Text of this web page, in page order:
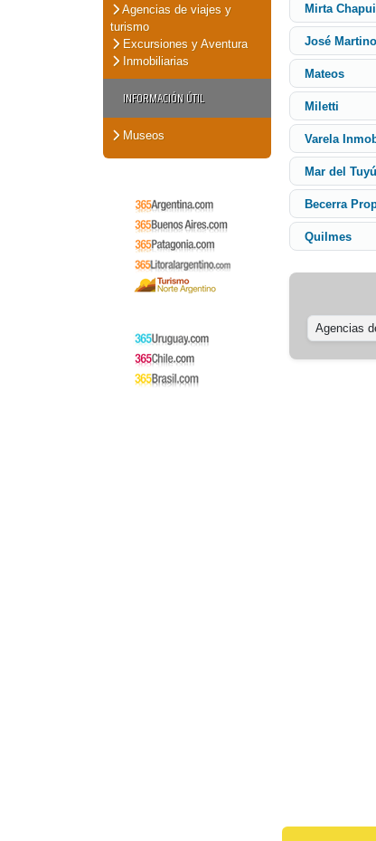
Agencias de viajes y
turismo
Excursiones y Aventura
Inmobiliarias
INFORMACIÓN ÚTIL
Museos
Mirta
José Martino
Mateos
Miletti
Varela
Mar del Tuyú
Becerra
Quilmes
Agencias